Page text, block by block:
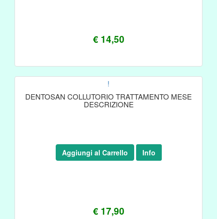
€ 14,50
!
DENTOSAN COLLUTORIO TRATTAMENTO MESE
DESCRIZIONE
€ 17,90
Aggiungi al Carrello Info